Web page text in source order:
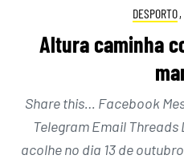
DESPORTO,
Altura caminha
Share this… Facebook
Telegram Email
acolhe no dia 13 de